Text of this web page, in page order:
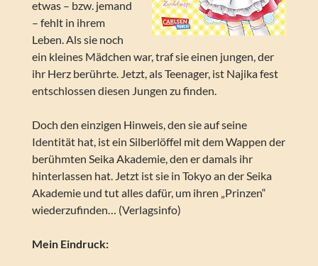
etwas – bzw. jemand
– fehlt in ihrem
Leben. Als sie noch
ein kleines Mädchen war, traf sie einen jungen, der
ihr Herz berührte. Jetzt, als Teenager, ist Najika fest
entschlossen diesen Jungen zu finden.
Doch den einzigen Hinweis, den sie auf seine
Identität hat, ist ein Silberlöffel mit dem Wappen der
berühmten Seika Akademie, den er damals ihr
hinterlassen hat. Jetzt ist sie in Tokyo an der Seika
Akademie und tut alles dafür, um ihren „Prinzen“
wiederzufinden… (Verlagsinfo)
Mein Eindruck: